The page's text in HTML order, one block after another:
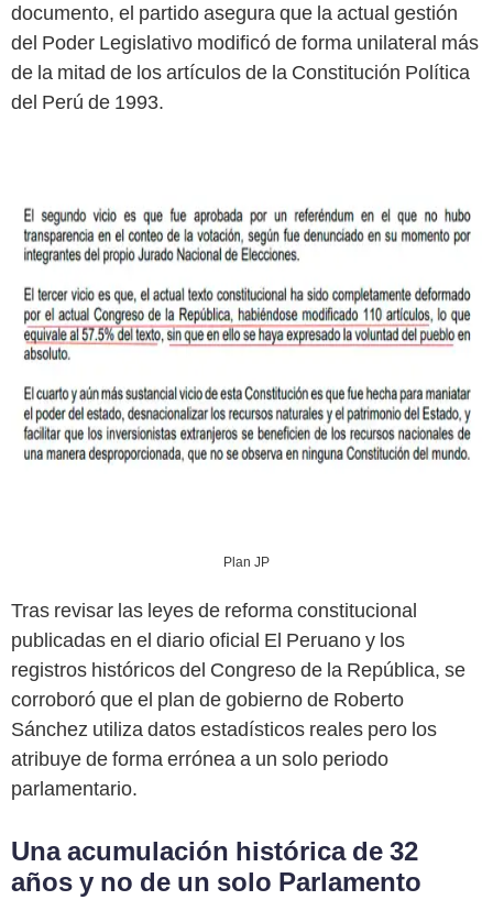
documento, el partido asegura que la actual gestión
del Poder Legislativo modificó de forma unilateral más
de la mitad de los artículos de la Constitución Política
del Perú de 1993.
Plan JP
Tras revisar las leyes de reforma constitucional
publicadas en el diario oficial El Peruano y los
registros históricos del Congreso de la República, se
corroboró que el plan de gobierno de Roberto
Sánchez utiliza datos estadísticos reales pero los
atribuye de forma errónea a un solo periodo
parlamentario.
Una acumulación histórica de 32
años y no de un solo Parlamento